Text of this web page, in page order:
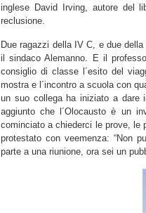
inglese David Irving, autore del
reclusione.
Due ragazzi della IV C, e due
il sindaco Alemanno. E il
consiglio di classe l´esito del
mostra e l´incontro a scuola con
un suo collega ha iniziato a dare
aggiunto che l´Olocausto è un
cominciato a chiederci le prove, le
protestato con veemenza: “Non
parte a una riunione, ora sei un